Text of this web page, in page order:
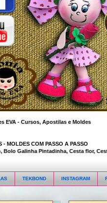
EVA - Cursos, Apostilas e Moldes
- MOLDES COM PASSO A PASSO
Galinha Pintadinha, Cesta flor, Cesta
TEKBOND INSTAGRAM